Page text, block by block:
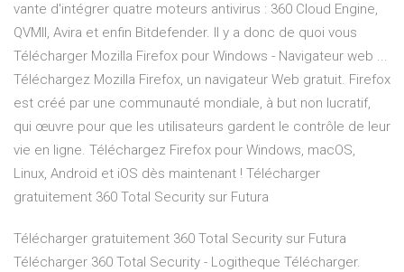
vante d'intégrer quatre moteurs antivirus : 360 Cloud Engine,
QVMII, Avira et enfin Bitdefender. Il y a donc de quoi vous
Télécharger Mozilla Firefox pour Windows - Navigateur web ...
Téléchargez Mozilla Firefox, un navigateur Web gratuit. Firefox
est créé par une communauté mondiale, à but non lucratif,
qui œuvre pour que les utilisateurs gardent le contrôle de leur
vie en ligne. Téléchargez Firefox pour Windows, macOS,
Linux, Android et iOS dès maintenant ! Télécharger
gratuitement 360 Total Security sur Futura
Télécharger gratuitement 360 Total Security sur Futura
Télécharger 360 Total Security - Logitheque Télécharger.